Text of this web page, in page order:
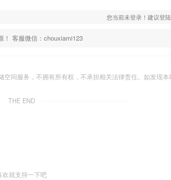
您当前未登录！建议登
！ 客服微信：chouxiami123
间服务，不拥有所有权，不承担相关法律责任。如发现
THE END
欢就支持一下吧